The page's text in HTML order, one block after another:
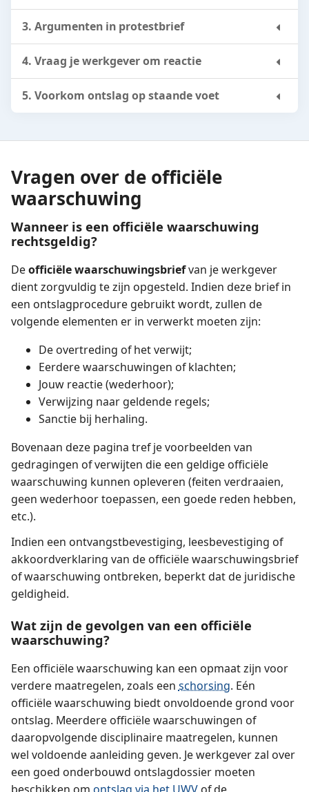
3. Argumenten in protestbrief
4. Vraag je werkgever om reactie
5. Voorkom ontslag op staande voet
Vragen over de officiële
waarschuwing
Wanneer is een officiële waarschuwing
rechtsgeldig?
Deofficiële waarschuwingsbriefvan je werkgever
dient zorgvuldig te zijn opgesteld. Indien deze brief in
een ontslagprocedure gebruikt wordt, zullen de
volgende elementen er in verwerkt moeten zijn:
De overtreding of het verwijt;
Eerdere waarschuwingen of klachten;
Jouw reactie (wederhoor);
Verwijzing naar geldende regels;
Sanctie bij herhaling.
Bovenaan deze pagina tref je voorbeelden van
gedragingen of verwijten die een geldige officiële
waarschuwing kunnen opleveren (feiten verdraaien,
geen wederhoor toepassen, een goede reden hebben,
etc.).
Indien een ontvangstbevestiging, leesbevestiging of
akkoordverklaring van de officiële waarschuwingsbrief
of waarschuwing ontbreken, beperkt dat de juridische
geldigheid.
Wat zijn de gevolgen van een officiële
waarschuwing?
Een officiële waarschuwing kan een opmaat zijn voor
verdere maatregelen, zoals een schorsing. Eén
officiële waarschuwing biedt onvoldoende grond voor
ontslag. Meerdere officiële waarschuwingen of
daaropvolgende disciplinaire maatregelen, kunnen
wel voldoende aanleiding geven. Je werkgever zal over
een goed onderbouwd ontslagdossier moeten